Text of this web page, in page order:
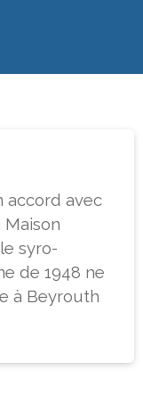
accord avec
Maison
syro-
de 1948 ne
à Beyrouth